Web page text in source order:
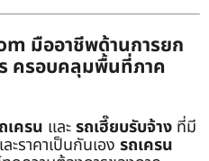
มืออาชีพด้านการยก
ครอบคลุมพื้นที่ภาค
เครน และรถเฮี๊ยบรับจ้าง ที่มี
ราคาเป็นกันเอง รถเครน